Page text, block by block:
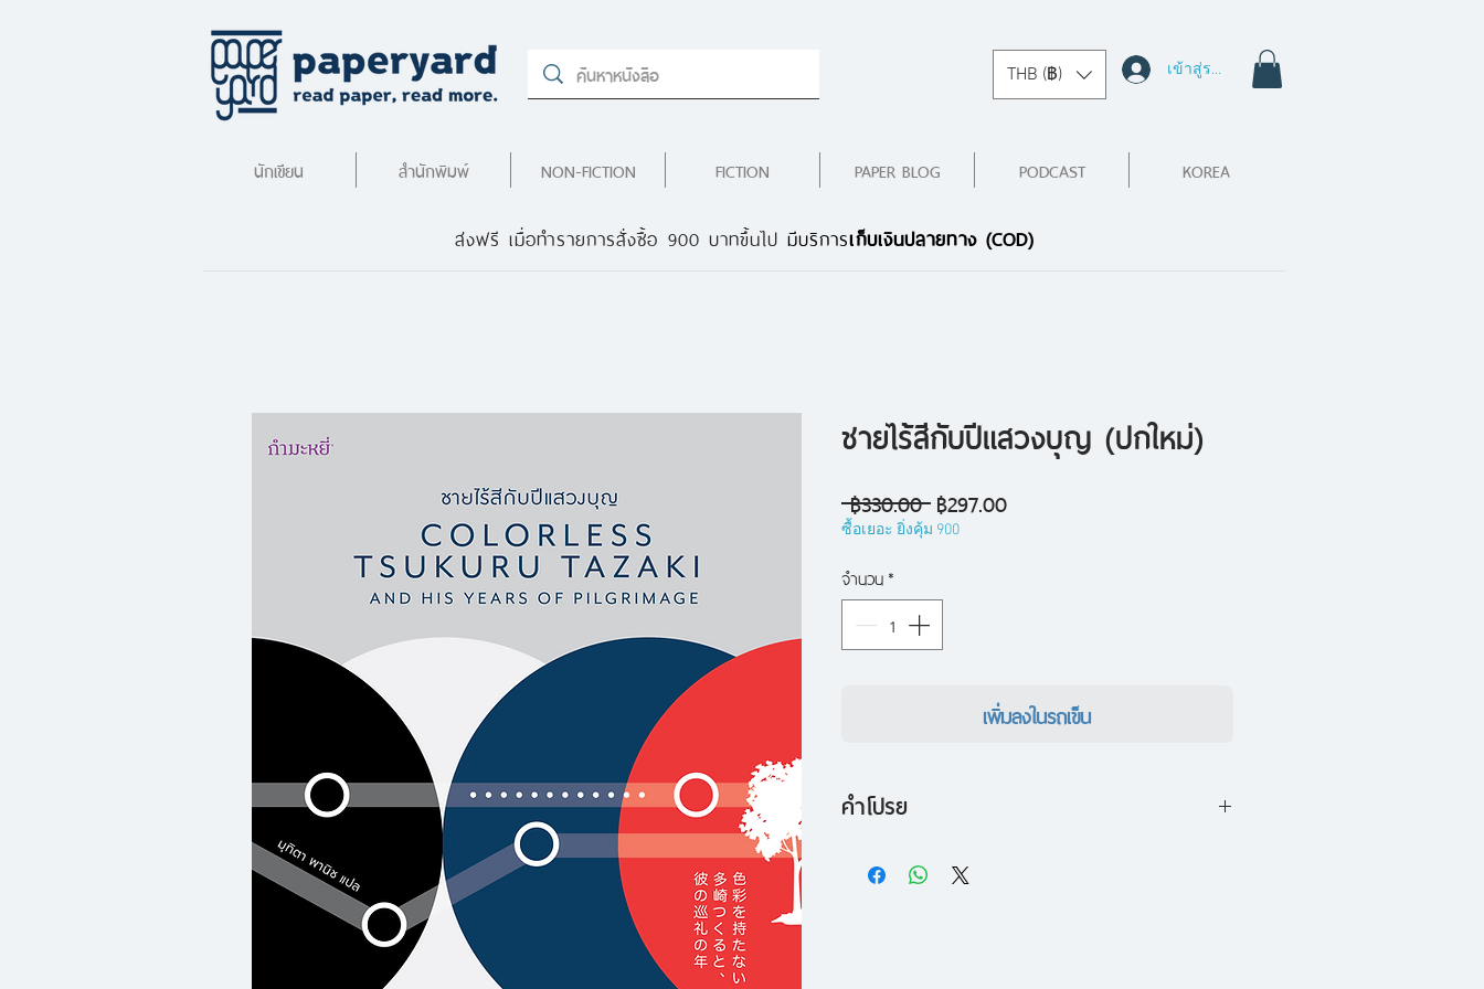
THB (฿) เข้าสู่ระบบ
นักเขียน สำนักพิมพ์ NON-FICTION FICTION PAPER BLOG PODCAST KOREA
ชายไร้สีกับปีแสวงบุญ (ปกใหม่)
฿330.00 ราคา
ปกติ
฿297.00ราคา
ซื้อเยอะ ยิ่งคุ้ม 900
จำนวน*
เพิ่มลงในรถเข็น
คำโปรย
“ตั้งแต่เดือนกรกฎาคมช่วงที่อยู่มหาวิทยาลัยปีสอง
ส่งฟรี เมื่อทำรายการสั่งซื้อ 900 บาทขึ้นไป มีบริการเก็บเงินปลายทาง (COD)